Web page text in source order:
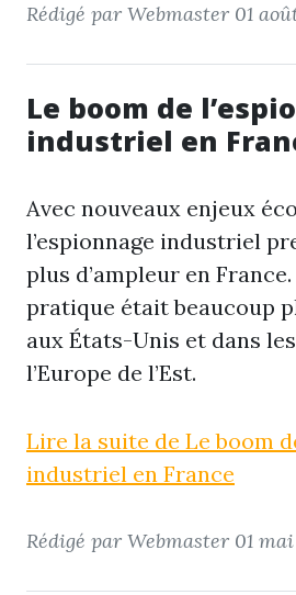
Rédigé par Webmaster 01
Le boom de
industriel en
Avec nouveaux enjeux
l’espionnage industriel
plus d’ampleur en
pratique était beaucoup
aux États-Unis et dans
l’Europe de l’Est.
Lire la suite de Le boom
industriel en France
Rédigé par Webmaster 01